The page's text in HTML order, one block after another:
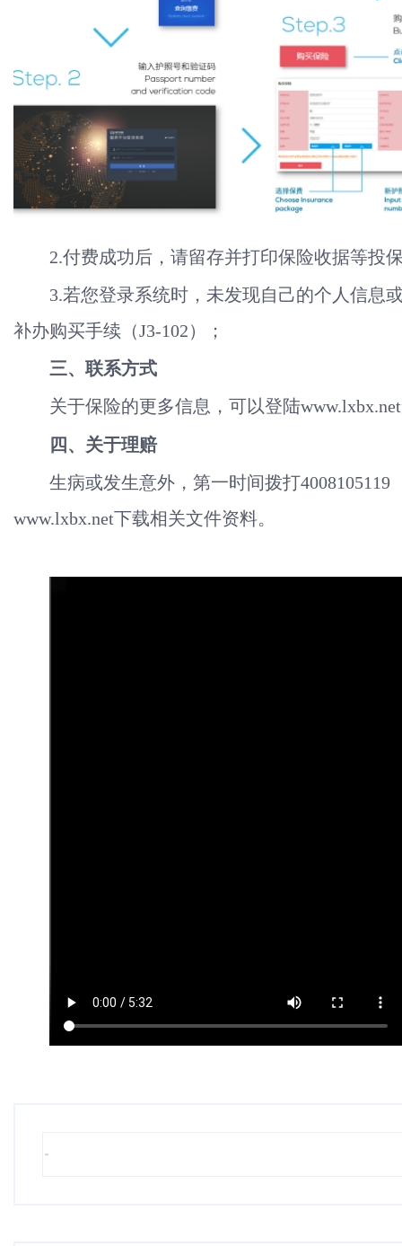
2.付费成功后，请留存并打印保险收据等投
3.若您登录系统时，未发现自己的个人信息
补办购买手续（J3-102）；
三、联系方式
关于保险的更多信息，可以登陆
四、关于理赔
生病或发生意外，第一时间拨打
www.lxbx.net下载相关文件资料。